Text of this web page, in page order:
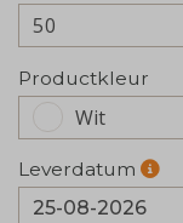
50
Productkleur
Wit
Leverdatum